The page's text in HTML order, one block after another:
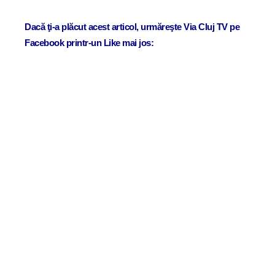
Dacă ţi-a plăcut acest articol, urmăreşte Via Cluj TV pe
Facebook printr-un Like mai jos: